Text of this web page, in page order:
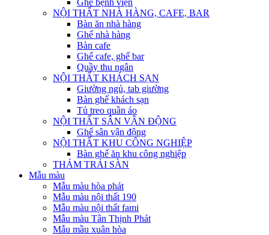
Ghế bệnh viện
NỘI THẤT NHÀ HÀNG, CAFE, BAR
Bàn ăn nhà hàng
Ghế nhà hàng
Bàn cafe
Ghế cafe, ghế bar
Quầy thu ngân
NỘI THẤT KHÁCH SẠN
Giường ngủ, tab giường
Bàn ghế khách sạn
Tủ treo quần áo
NỘI THẤT SÂN VẬN ĐỘNG
Ghế sân vận động
NỘI THẤT KHU CÔNG NGHIỆP
Bàn ghế ăn khu công nghiệp
THẢM TRẢI SÀN
Mẫu màu
Mẫu màu hòa phát
Mẫu màu nội thất 190
Mẫu màu nội thất fami
Mẫu màu Tân Thịnh Phát
Mẫu mầu xuân hòa